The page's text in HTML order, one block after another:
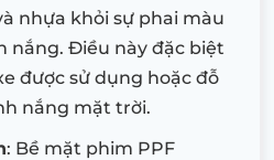
nhựa khỏi sự phai màu
nắng. Điều này đặc biệt
được sử dụng hoặc đỗ
nắng mặt trời.
: Bề mặt phim PPF